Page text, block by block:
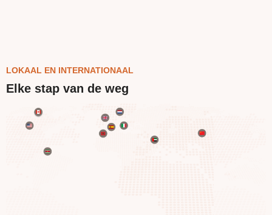
LOKAAL EN INTERNATIONAAL
Elke stap van de weg